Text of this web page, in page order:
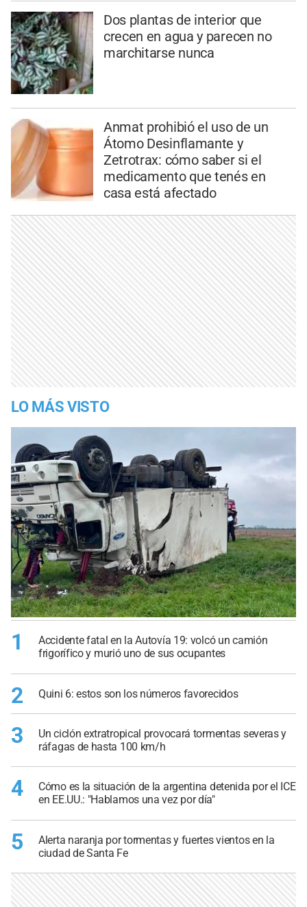
Dos plantas de interior que
crecen en agua y parecen no
marchitarse nunca
Anmat prohibió el uso de un
Átomo Desinflamante y
Zetrotrax: cómo saber si el
medicamento que tenés en
casa está afectado
LO MÁS VISTO
1
Accidente fatal en la Autovía 19: volcó un camión
frigorífico y murió uno de sus ocupantes
2 Quini 6: estos son los números favorecidos
3
Un ciclón extratropical provocará tormentas severas y
ráfagas de hasta 100 km/h
4
Cómo es la situación de la argentina detenida por el ICE
en EE.UU.: "Hablamos una vez por día"
5
Alerta naranja por tormentas y fuertes vientos en la
ciudad de Santa Fe